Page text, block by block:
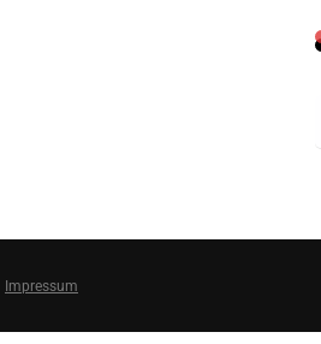
Impressum